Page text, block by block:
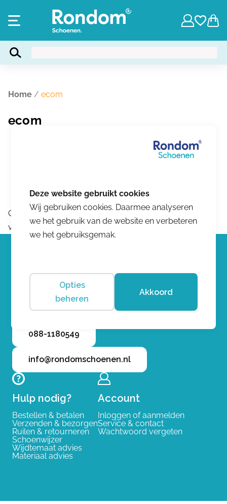
Home / ecom
ecom
Geen producten gevonden die aan je zoekcriteria
voldoen.
Neem gerust contact op met
onze klantenservice
088-1180549
info@rondomschoenen.nl
Hulp nodig?
Bestellen & betalen
Verzenden & bezorgen
Ruilen & retourneren
Schoenwijzer
Wijdtemaat advies
Materiaal advies
Account
Inloggen of aanmelden
Service & contact
Wachtwoord vergeten
Wij gebruiken cookies. Daarmee analyseren
we het gebruik van de website en verbeteren
we het gebruiksgemak.
Opties
beheren
Akkoord